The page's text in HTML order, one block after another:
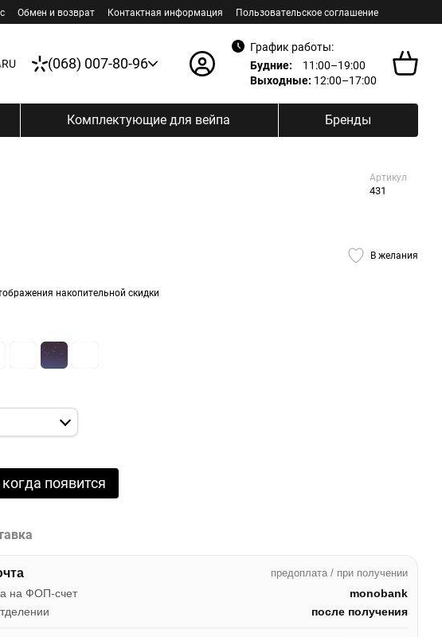
Обмен и возврат Контактная информация Пользовательское соглашение
RU (068) 007-80-96
График работы:
Будние:
11:00–19:00
Выходные: 12:00–17:00
Комплектующие для вейпа Бренды
Артикул
431
В желания
накопительной скидки
появится
предоплата / при получении
на ФОП-счет
monobank
после получения